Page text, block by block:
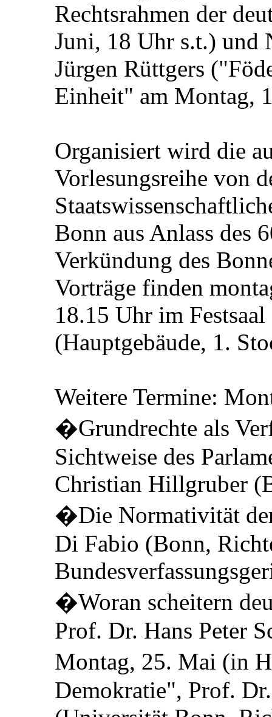
Rechtsrahmen der
Juni, 18 Uhr s.t.) und
Jürgen Rüttgers
Einheit" am Montag,
Organisiert wird die
Vorlesungsreihe von
Bonn aus Anlass des
Verkündung des
Vorträge finden
18.15 Uhr im
(Hauptgebäude, 1.
Weitere Termine:
�Grundrechte als
Sichtweise des
Christian Hillgruber
�Die Normativität
Di Fabio (Bonn,
�Woran scheitern
Prof. Dr. Hans Peter
Montag, 25. Mai (in
Demokratie", Prof.